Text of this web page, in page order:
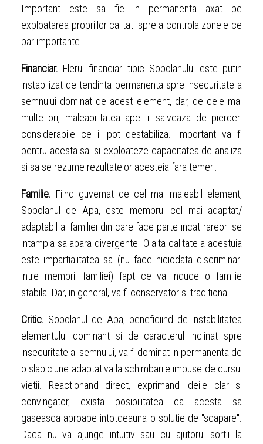
Important este sa fie in permanenta axat pe
exploatarea propriilor calitati spre a controla zonele ce
par importante.
Financiar. Flerul financiar tipic Sobolanului este putin
instabilizat de tendinta permanenta spre insecuritate a
semnului dominat de acest element, dar, de cele mai
multe ori, maleabilitatea apei il salveaza de pierderi
considerabile ce il pot destabiliza. Important va fi
pentru acesta sa isi exploateze capacitatea de analiza
si sa se rezume rezultatelor acesteia fara temeri.
Familie. Fiind guvernat de cel mai maleabil element,
Sobolanul de Apa, este membrul cel mai adaptat/
adaptabil al familiei din care face parte incat rareori se
intampla sa apara divergente. O alta calitate a acestuia
este impartialitatea sa (nu face niciodata discriminari
intre membrii familiei) fapt ce va induce o familie
stabila. Dar, in general, va fi conservator si traditional.
Critic. Sobolanul de Apa, beneficiind de instabilitatea
elementului dominant si de caracterul inclinat spre
insecuritate al semnului, va fi dominat in permanenta de
o slabiciune adaptativa la schimbarile impuse de cursul
vietii. Reactionand direct, exprimand ideile clar si
convingator, exista posibilitatea ca acesta sa
gaseasca aproape intotdeauna o solutie de "scapare".
Daca nu va ajunge intuitiv sau cu ajutorul sortii la